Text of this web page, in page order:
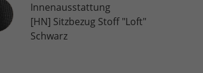
Innenausstattung
[HN] Sitzbezug Stoff "Loft"
Schwarz